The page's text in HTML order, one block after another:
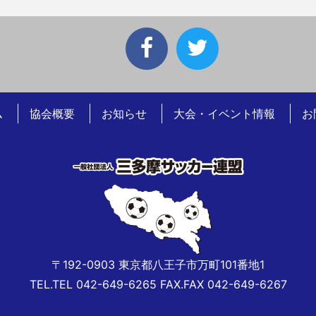
協会概要 お知らせ 大会・イベント情報
〒192-0903 東京都八王子市万町101番地1
TEL.TEL 042-649-6265 FAX.FAX 042-649-6267